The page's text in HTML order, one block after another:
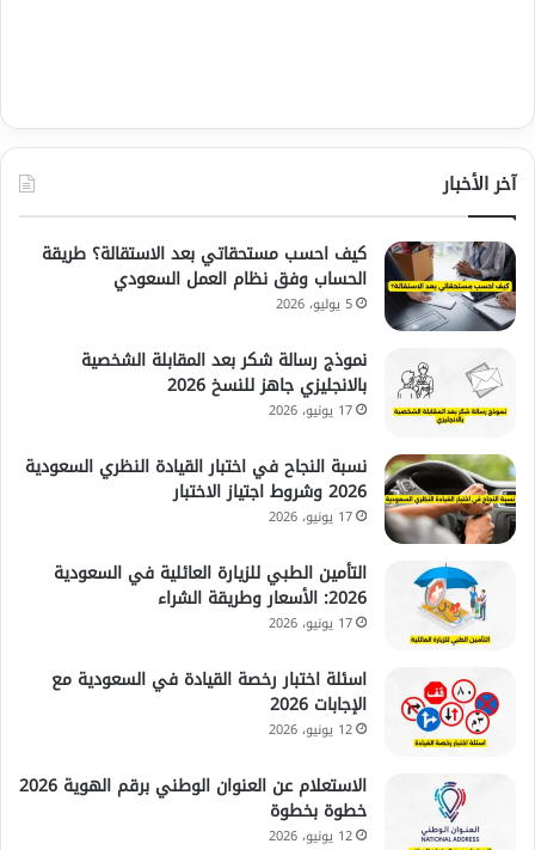
آخر الأخبار
كيف احسب مستحقاتي بعد الاستقالة؟ طريقة
الحساب وفق نظام العمل السعودي
5 يوليو، 2026
نموذج رسالة شكر بعد المقابلة الشخصية
بالانجليزي جاهز للنسخ 2026
17 يونيو، 2026
نسبة النجاح في اختبار القيادة النظري السعودية
2026 وشروط اجتياز الاختبار
17 يونيو، 2026
التأمين الطبي للزيارة العائلية في السعودية
2026: الأسعار وطريقة الشراء
17 يونيو، 2026
اسئلة اختبار رخصة القيادة في السعودية مع
الإجابات 2026
12 يونيو، 2026
الاستعلام عن العنوان الوطني برقم الهوية 2026
خطوة بخطوة
12 يونيو، 2026